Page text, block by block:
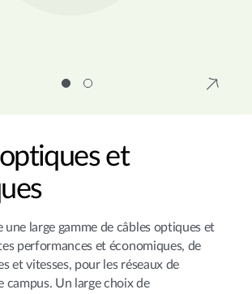
et
une large gamme de câbles optiques et
performances et économiques, de
et vitesses, pour les réseaux de
campus. Un large choix de